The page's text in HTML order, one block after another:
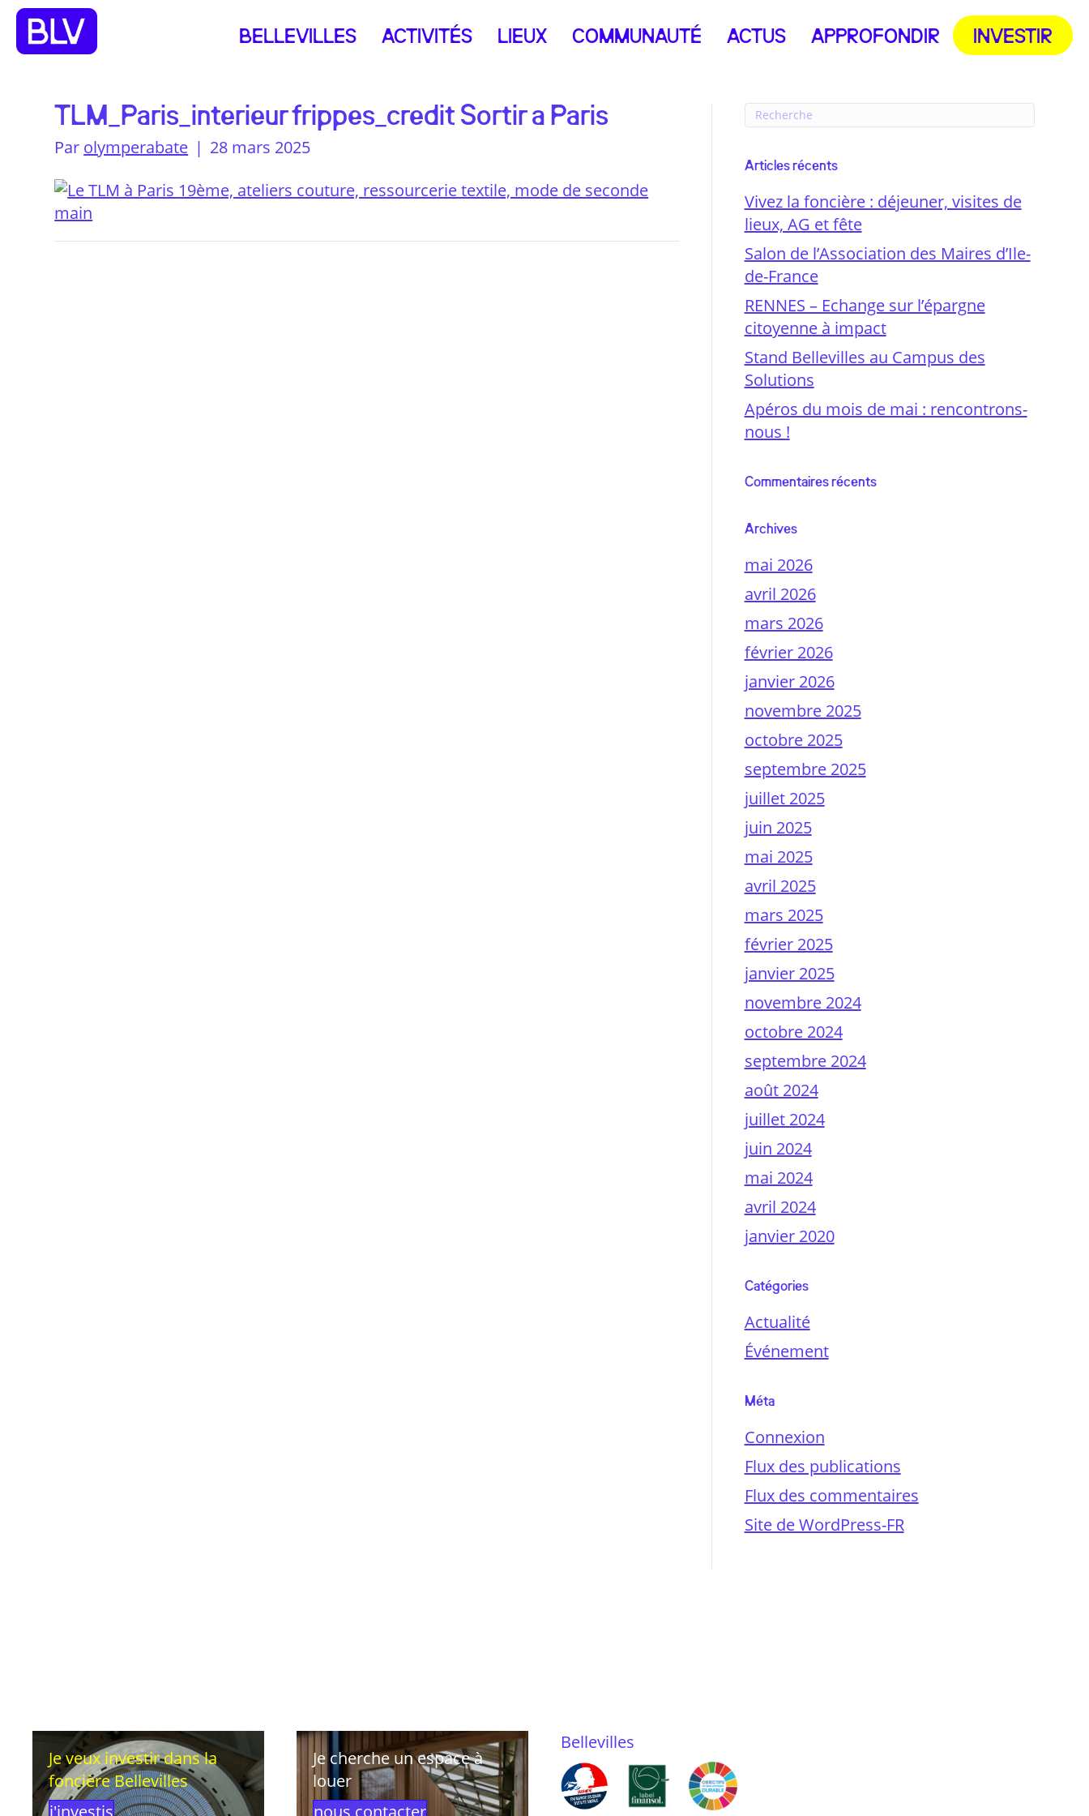
BELLEVILLES ACTIVITÉS LIEUX COMMUNAUTÉ ACTUS APPROFONDIR INVESTIR
TLM_Paris_interieur frippes_credit Sortir a Paris
Par olymperabate | 28 mars 2025
Articles récents
Vivez la foncière : déjeuner, visites de
lieux, AG et fête
Salon de l’Association des Maires d’Ile-
de-France
RENNES – Echange sur l’épargne
citoyenne à impact
Stand Bellevilles au Campus des
Solutions
Apéros du mois de mai : rencontrons-
nous !
Commentaires récents
Archives
mai 2026
avril 2026
mars 2026
février 2026
janvier 2026
novembre 2025
octobre 2025
septembre 2025
juillet 2025
juin 2025
mai 2025
avril 2025
mars 2025
février 2025
janvier 2025
novembre 2024
octobre 2024
septembre 2024
août 2024
juillet 2024
juin 2024
mai 2024
avril 2024
janvier 2020
Catégories
Actualité
Événement
Méta
Connexion
Flux des publications
Flux des commentaires
Site de WordPress-FR
Je veux investir dans la
foncière Bellevilles
Je cherche un espace à
louer
Bellevilles